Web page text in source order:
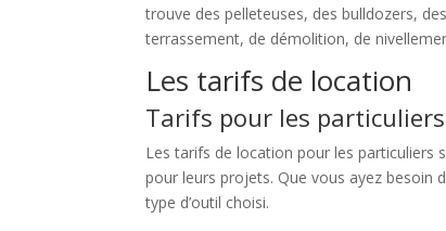
trouve des pelleteuses, des bulldozers,
terrassement, de démolition, de
Les tarifs de location
Tarifs pour les particuliers
Les tarifs de location pour les particuliers
pour leurs projets. Que vous ayez besoin
type d’outil choisi.